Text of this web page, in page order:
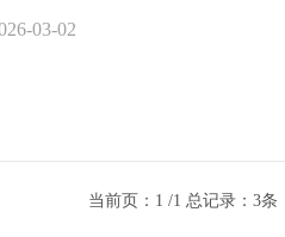
03-02
当前页：1 /1 总记录：3条